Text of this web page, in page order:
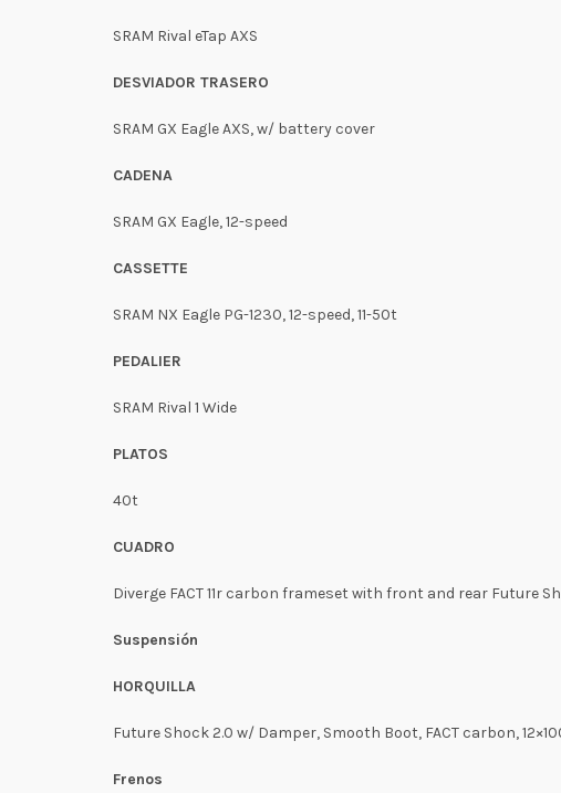
SRAM Rival eTap AXS
DESVIADOR TRASERO
SRAM GX Eagle AXS, w/ battery cover
CADENA
SRAM GX Eagle, 12-speed
CASSETTE
SRAM NX Eagle PG-1230, 12-speed, 11-50t
PEDALIER
SRAM Rival 1 Wide
PLATOS
40t
CUADRO
Diverge FACT 11r carbon frameset with front and rear Future
Suspensión
HORQUILLA
Future Shock 2.0 w/ Damper, Smooth Boot, FACT carbon,
Frenos